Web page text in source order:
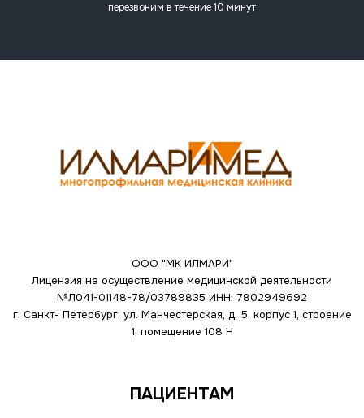
перезвоним в течение 10 минут
ООО "МК ИЛМАРИ"
Лицензия на осуществление медицинской деятельности
№Л041-01148-78/03789835 ИНН: 7802949692
г. Санкт- Петербург, ул. Манчестерская, д. 5, корпус 1, строение
1, помещение 108 Н
ПАЦИЕНТАМ